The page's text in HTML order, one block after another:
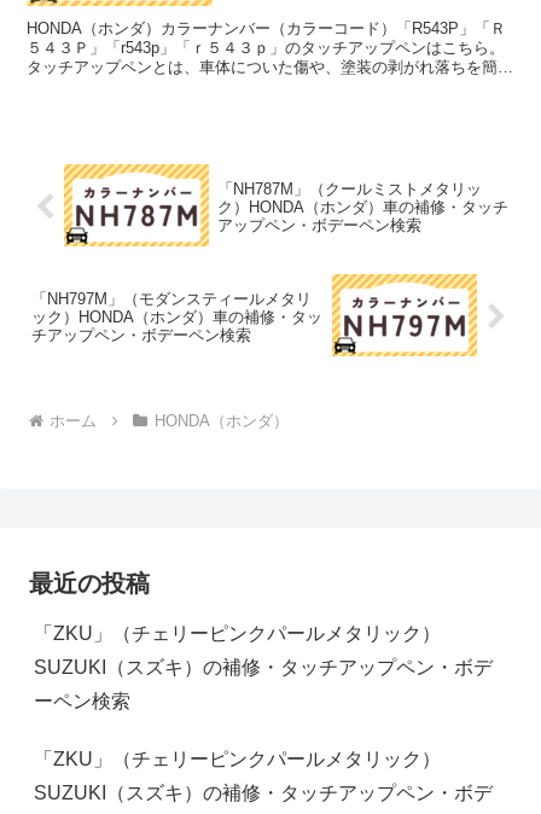
HONDA（ホンダ）カラーナンバー（カラーコード）「R543P」「Ｒ
５４３Ｐ」「r543p」「ｒ５４３ｐ」のタッチアップペンはこちら。
タッチアップペンとは、車体についた傷や、塗装の剥がれ落ちを簡単
「NH787M」（クールミストメタリッ
ク）HONDA（ホンダ）車の補修・タッチ
アップペン・ボデーペン検索
「NH797M」（モダンスティールメタリ
ック）HONDA（ホンダ）車の補修・タッ
チアップペン・ボデーペン検索
ホーム HONDA（ホンダ）
最近の投稿
「ZKU」（チェリーピンクパールメタリック）
SUZUKI（スズキ）の補修・タッチアップペン・ボデ
ーペン検索
「ZKU」（チェリーピンクパールメタリック）
SUZUKI（スズキ）の補修・タッチアップペン・ボデ